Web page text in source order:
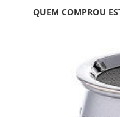
QUEM COMPROU